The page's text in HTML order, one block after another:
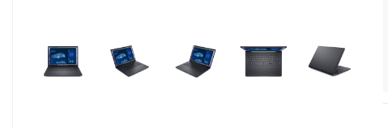
Pavyzdžiui, skolinantis
3 820,21 €,